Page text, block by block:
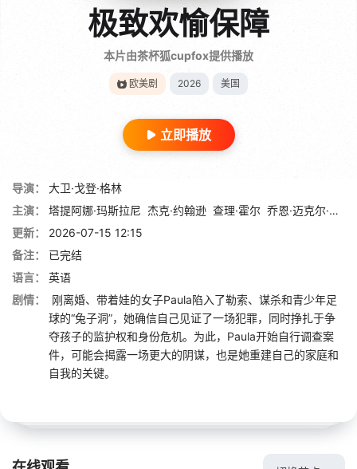
极致欢愉保障
本片由茶杯狐cupfox提供播放
欧美剧 2026 美国
立即播放
导演：
大卫·戈登·格林
主演：
塔提阿娜·玛斯拉尼 杰克·约翰逊 查理·霍尔 乔恩·迈克尔·希尔
更新：
2026-07-15 12:15
备注：
已完结
语言：
英语
剧情：
刚离婚、带着娃的女子Paula陷入了勒索、谋杀和青少年足
球的“兔子洞”，她确信自己见证了一场犯罪，同时挣扎于争
夺孩子的监护权和身份危机。为此，Paula开始自行调查案
件，可能会揭露一场更大的阴谋，也是她重建自己的家庭和
自我的关键。